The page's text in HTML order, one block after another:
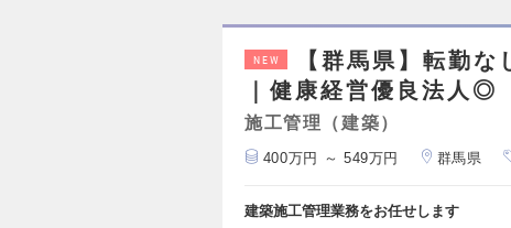
NEW
【群馬県】転勤
｜健康経営優良法人◎
施工管理（建築）
400万円 ～ 549万円 群馬県
建築施工管理業務をお任せします